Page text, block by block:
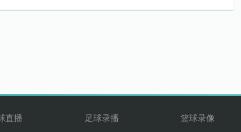
直播 足球录播 篮球录像